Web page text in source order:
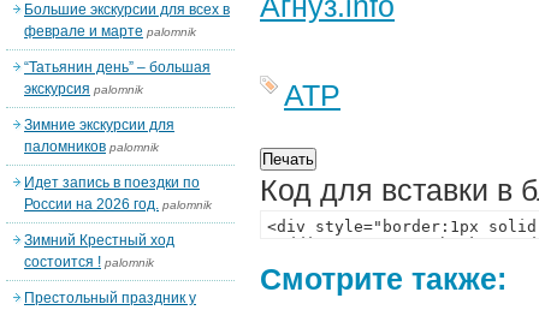
АТР
Код для вставки в
Смотрите также:
Большие экскурсии для всех в
феврале и марте palomnik
“Татьянин день” – большая
экскурсия palomnik
Зимние экскурсии для
паломников palomnik
Идет запись в поездки по
России на 2026 год. palomnik
Зимний Крестный ход
состоится ! palomnik
Престольный праздник у